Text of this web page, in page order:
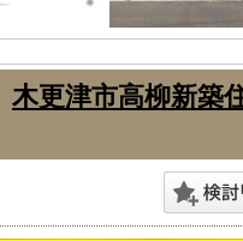
木更津市高柳新築